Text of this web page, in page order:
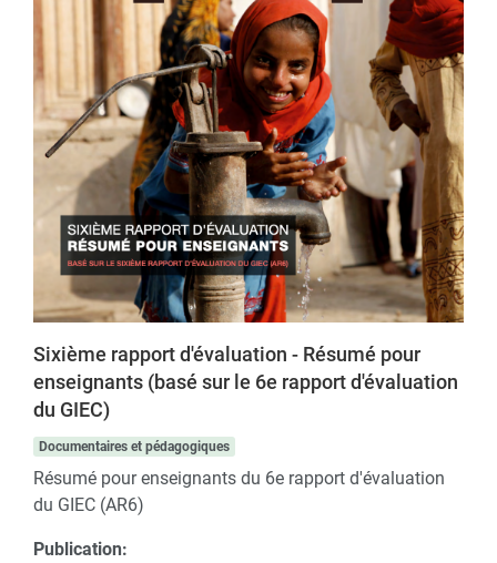
Sixième rapport d'évaluation - Résumé pour
enseignants (basé sur le 6e rapport d'évaluation
du GIEC)
Documentaires et pédagogiques
Résumé pour enseignants du 6e rapport d'évaluation
du GIEC (AR6)
Publication: